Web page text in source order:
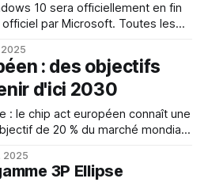
10 sera officiellement en fin
par Microsoft. Toutes les
10, il n'y aura plus de
pousse
2025
: des objectifs
d'ici 2030
: le chip act européen connaît une
de 20 % du marché mondial
microprocesseurs à la réalité
Turtelboom,
2025
3P Ellipse